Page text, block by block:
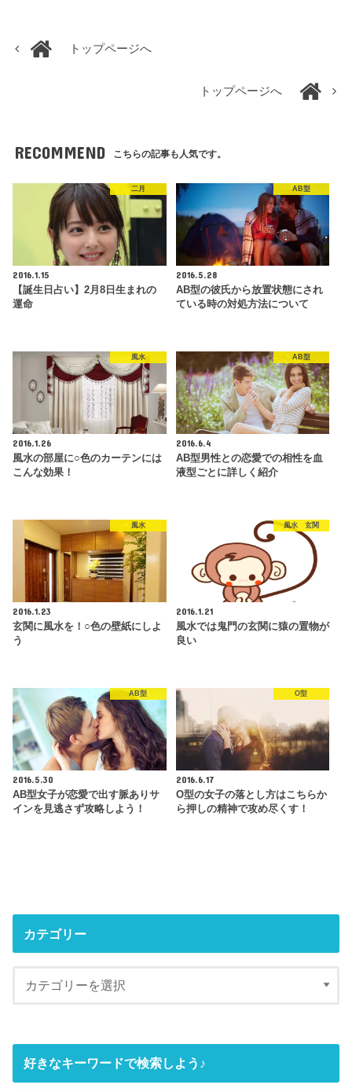
トップページへ
トップページへ
RECOMMEND こちらの記事も人気です。
二月
2016.1.15
【誕生日占い】2月8日生まれの
運命
AB型
2016.5.28
AB型の彼氏から放置状態にされ
ている時の対処方法について
風水
2016.1.26
風水の部屋に○色のカーテンには
こんな効果！
AB型
2016.6.4
AB型男性との恋愛での相性を血
液型ごとに詳しく紹介
風水
2016.1.23
玄関に風水を！○色の壁紙にしよ
う
風水 玄関
2016.1.21
風水では鬼門の玄関に猿の置物が
良い
AB型
2016.5.30
AB型女子が恋愛で出す脈ありサ
インを見逃さず攻略しよう！
O型
2016.6.17
O型の女子の落とし方はこちらか
ら押しの精神で攻め尽くす！
カテゴリー
好きなキーワードで検索しよう♪